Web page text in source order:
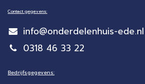
Contact gegevens:
info@onderdelenhuis-ede.nl
0318 46 33 22
Bedrijfsgegevens: